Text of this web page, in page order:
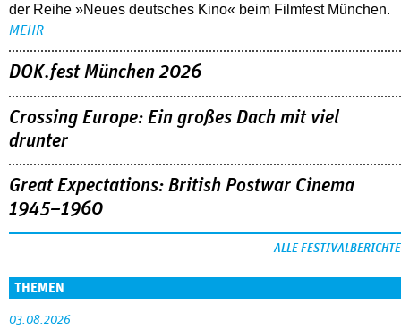
der Reihe »Neues deutsches Kino« beim Filmfest München.
MEHR
DOK.fest München 2026
Crossing Europe: Ein großes Dach mit viel
drunter
Great Expectations: British Postwar Cinema
1945–1960
ALLE FESTIVALBERICHTE
THEMEN
03.08.2026